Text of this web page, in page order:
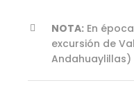
NOTA: En
excursión de
Andahuaylillas)